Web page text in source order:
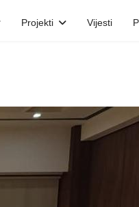
Projekti Vijesti